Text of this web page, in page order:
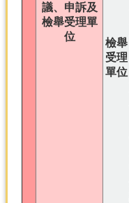
議、申訴及
檢舉受理單
位
檢舉
受理
單位